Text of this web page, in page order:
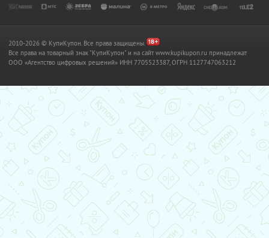
2010-2026 © КупиКупон. Все права защищены.
Все права на товарный знак "КупиКупон" и на сайт www.kupikupon.ru принадлежат
OOO «Агентство цифровых решений» ИНН 7705523387, ОГРН 1127747063212